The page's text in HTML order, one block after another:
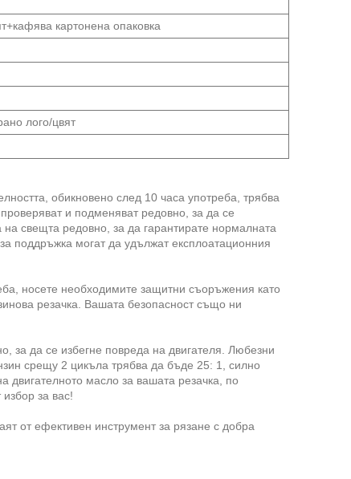
картонена опаковка
лого/цвят
обикновено след 10 часа употреба, трябва
и подменяват редовно, за да се
свещта редовно, за да гарантирате нормалната
поддръжка могат да удължат експлоатационния
носете необходимите защитни съоръжения като
резачка. Вашата безопасност също ни
за да се избегне повреда на двигателя. Любезни
срещу 2 цикъла трябва да бъде 25: 1, силно
двигателното масло за вашата резачка, по
за вас!
от ефективен инструмент за рязане с добра